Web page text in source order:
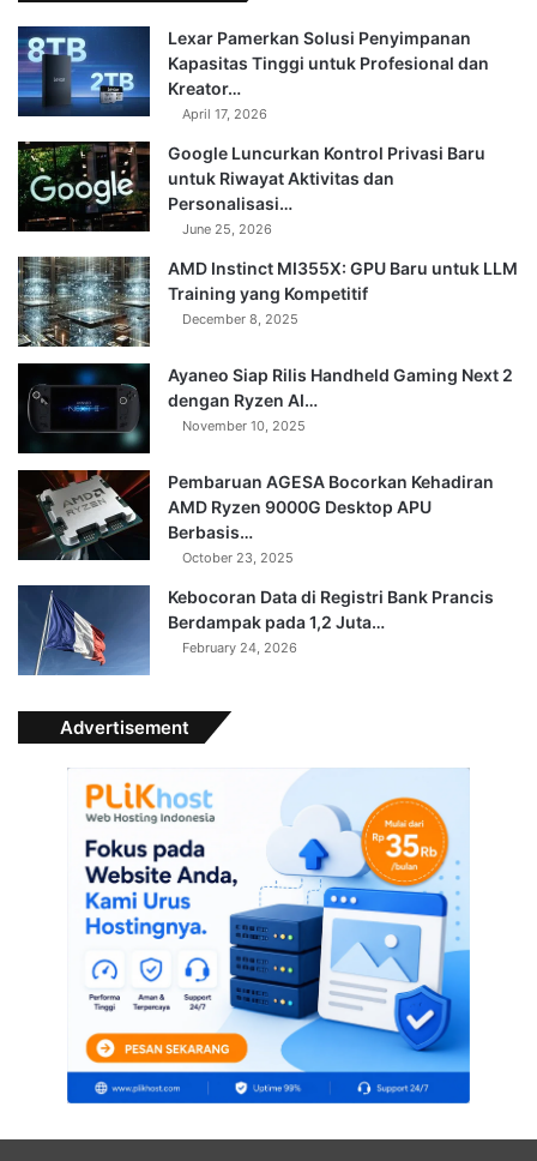
Lexar Pamerkan Solusi Penyimpanan
Kapasitas Tinggi untuk Profesional dan
Kreator…
April 17, 2026
Google Luncurkan Kontrol Privasi Baru
untuk Riwayat Aktivitas dan
Personalisasi…
June 25, 2026
AMD Instinct MI355X: GPU Baru untuk LLM
Training yang Kompetitif
December 8, 2025
Ayaneo Siap Rilis Handheld Gaming Next 2
dengan Ryzen AI…
November 10, 2025
Pembaruan AGESA Bocorkan Kehadiran
AMD Ryzen 9000G Desktop APU
Berbasis…
October 23, 2025
Kebocoran Data di Registri Bank Prancis
Berdampak pada 1,2 Juta…
February 24, 2026
Advertisement